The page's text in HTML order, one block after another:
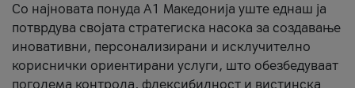
Со најновата понуда А1 Македонија уште еднаш ја
потврдува својата стратегиска насока за создавање
иновативни, персонализирани и исклучително
кориснички ориентирани услуги, што обезбедуваат
поголема контрола, флексибилност и вистинска